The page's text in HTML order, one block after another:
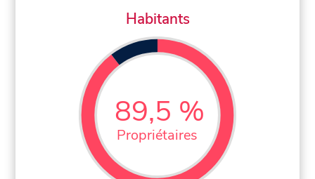
Habitants
89,5 %
Propriétaires